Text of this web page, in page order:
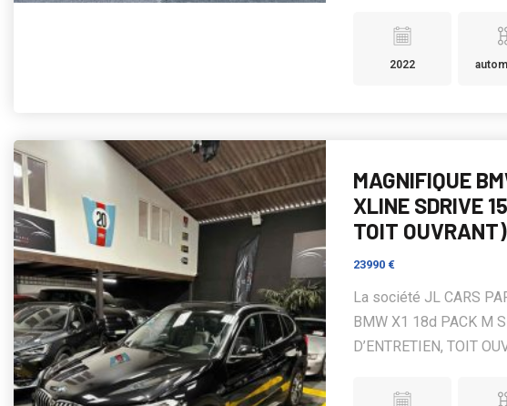
2022
MAGNIFIQUE
XLINE SDRIVE
TOIT OUVRANT)
23990 €
La société JL CARS
BMW X1 18d PACK M
D’ENTRETIEN, TOIT